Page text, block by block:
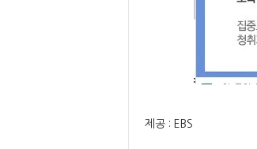
제공 : EBS